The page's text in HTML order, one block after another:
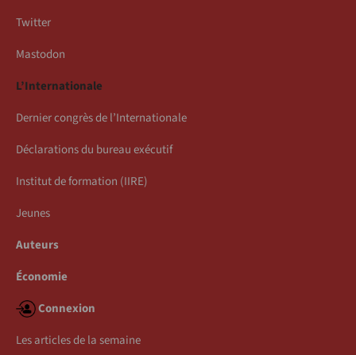
Twitter
Mastodon
L’Internationale
Dernier congrès de l’Internationale
Déclarations du bureau exécutif
Institut de formation (IIRE)
Jeunes
Auteurs
Économie
Connexion
Les articles de la semaine